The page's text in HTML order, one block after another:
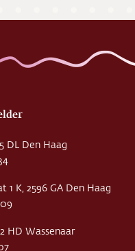
DL Den Haag
1 K, 2596 GA Den Haag
HD Wassenaar